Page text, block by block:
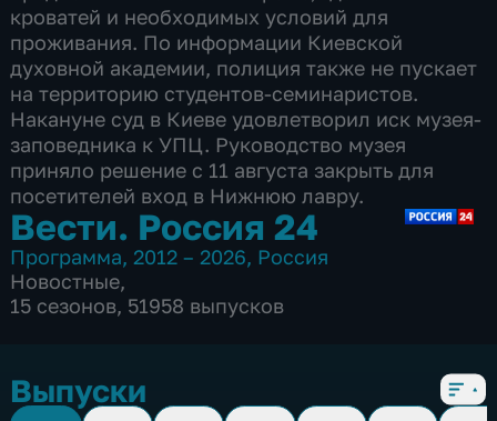
кроватей и необходимых условий для
проживания. По информации Киевской
духовной академии, полиция также не пускает
на территорию студентов-семинаристов.
Накануне суд в Киеве удовлетворил иск музея-
заповедника к УПЦ. Руководство музея
приняло решение с 11 августа закрыть для
посетителей вход в Нижнюю лавру.
Вести. Россия 24
Программа, 2012 – 2026, Россия
Новостные,
15 сезонов, 51958 выпусков
Выпуски